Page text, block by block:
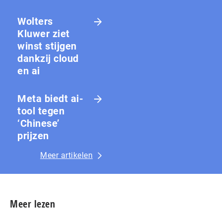
Wolters
Kluwer ziet
winst stijgen
dankzij cloud
en ai
Meta biedt ai-
tool tegen
‘Chinese’
prijzen
Meer artikelen
Meer lezen